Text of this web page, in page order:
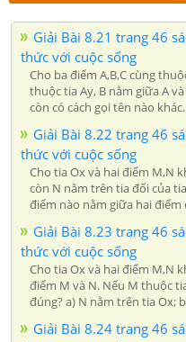
Giải Bài 8.21 trang 46
thức với cuộc sống
Cho ba điểm A,B,C cùng
thuộc tia Ay, B nằm giữa A
còn có cách gọi tên nào khác.
Giải Bài 8.22 trang 46
thức với cuộc sống
Cho tia Ox và hai điểm M,N
còn N nằm trên tia đối của
điểm nào nằm giữa hai điểm
Giải Bài 8.23 trang 46
thức với cuộc sống
Cho tia Ox và hai điểm M,N
điểm M và N. Nếu M thuộc
đúng? a) N nằm trên tia Ox;
Giải Bài 8.24 trang 46